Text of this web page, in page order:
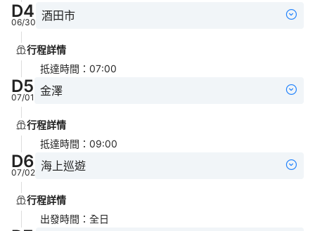
D4
06/30 酒田市
行程詳情
抵達時間 ： 07:00
D5
07/01 金澤
行程詳情
抵達時間 ： 09:00
D6
07/02 海上巡遊
行程詳情
出發時間 ： 全日